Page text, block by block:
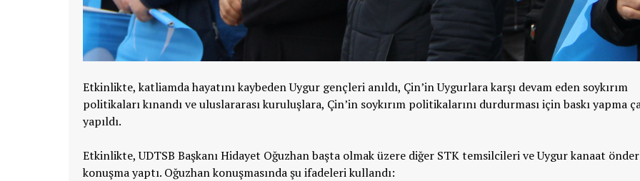
Etkinlikte, katliamda hayatını kaybeden Uygur gençleri anıldı, Çin’in Uygurlara karşı devam eden soykırım
politikaları kınandı ve uluslararası kuruluşlara, Çin’in soykırım politikalarını durdurması için baskı yapma
yapıldı.
Etkinlikte, UDTSB Başkanı Hidayet Oğuzhan başta olmak üzere diğer STK temsilcileri ve Uygur kanaat
konuşma yaptı. Oğuzhan konuşmasında şu ifadeleri kullandı: